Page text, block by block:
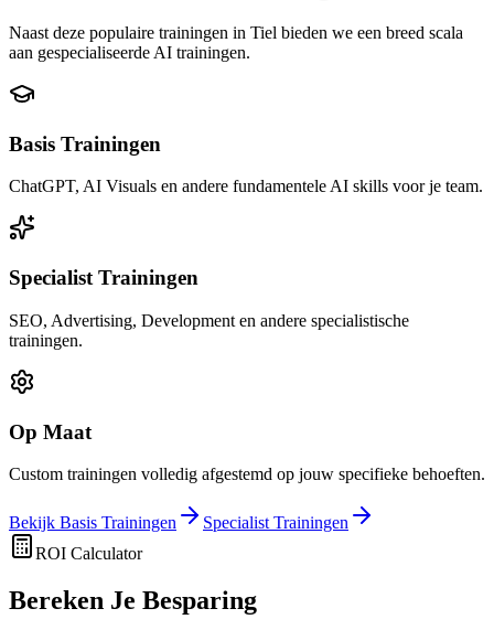
Naast deze populaire trainingen in Tiel bieden we een breed scala
aan gespecialiseerde AI trainingen.
Basis Trainingen
ChatGPT, AI Visuals en andere fundamentele AI skills voor je team.
Specialist Trainingen
SEO, Advertising, Development en andere specialistische
trainingen.
Op Maat
Custom trainingen volledig afgestemd op jouw specifieke behoeften.
Bekijk Basis Trainingen
Specialist Trainingen
ROI Calculator
Bereken Je Besparing